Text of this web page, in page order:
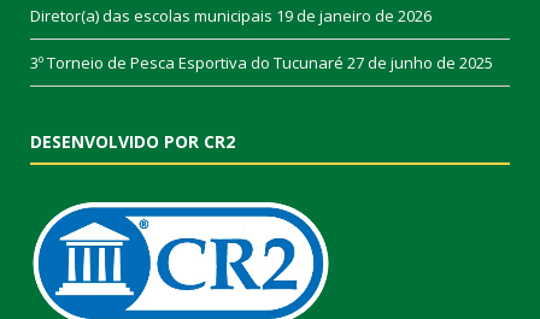
Diretor(a) das escolas municipais 19 de janeiro de 2026
3º Torneio de Pesca Esportiva do Tucunaré 27 de junho de 2025
DESENVOLVIDO POR CR2